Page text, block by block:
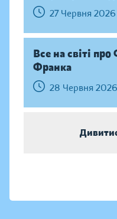
27 Червня
Все на світі
Франка
28 Червня